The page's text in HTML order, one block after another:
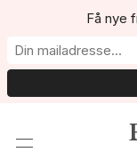
Få nye